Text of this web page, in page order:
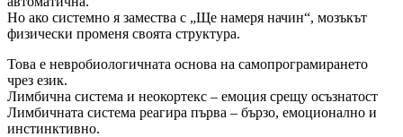
Но ако системно я замества с „Ще намеря начин“, мозъкът
физически променя своята структура.
Това е невробиологичната основа на самопрограмирането
чрез език.
Лимбична система и неокортекс – емоция срещу осъзнатост
Лимбичната система реагира първа – бързо, емоционално и
инстинктивно.